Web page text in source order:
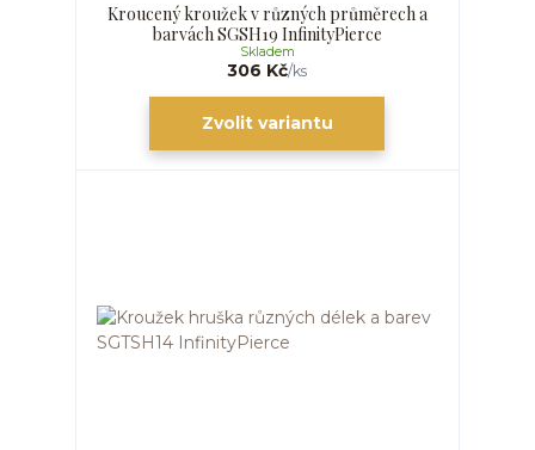
Kroucený kroužek v různých průměrech a
barvách SGSH19 InfinityPierce
306 Kč/ks
Skladem
Zvolit variantu